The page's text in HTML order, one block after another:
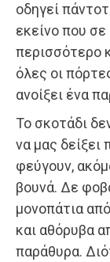
οδηγεί
εκείνο που
περισσότερο
όλες οι
ανοίξει ένα
Το σκοτάδι
να μας
φεύγουν,
βουνά. Δε
μονοπάτια
και αθόρυβα
παράθυρα.